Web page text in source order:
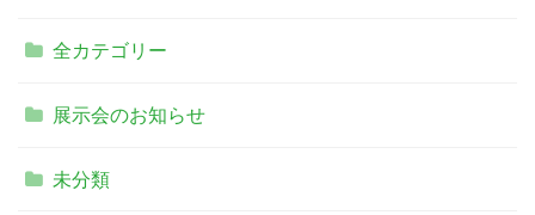
全カテゴリー
展示会のお知らせ
未分類